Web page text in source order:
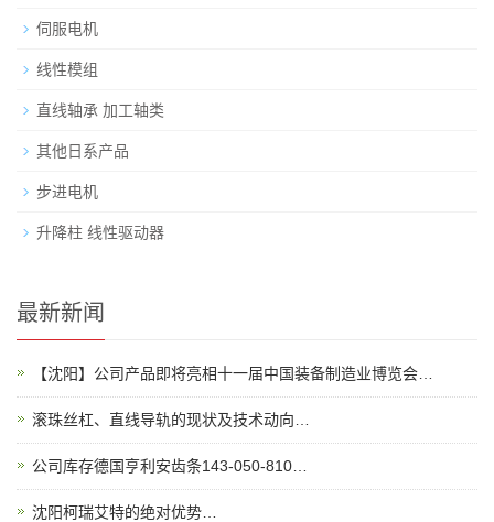
伺服电机
线性模组
直线轴承 加工轴类
其他日系产品
步进电机
升降柱 线性驱动器
最新新闻
【沈阳】公司产品即将亮相十一届中国装备制造业博览会…
滚珠丝杠、直线导轨的现状及技术动向…
公司库存德国亨利安齿条143-050-810…
沈阳柯瑞艾特的绝对优势…